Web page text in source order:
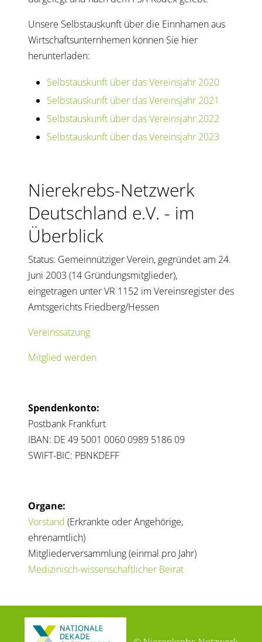
Unsere Selbstauskunft über die Einnhamen aus
Wirtschaftsunternhemen können Sie hier
herunterladen:
Selbstauskunft über das Vereinsjahr 2020
Selbstauskunft über das Vereinsjahr 2021
Selbstauskunft über das Vereinsjahr 2022
Selbstauskunft über das Vereinsjahr 2023
Nierekrebs-Netzwerk
Deutschland e.V. - im
Überblick
Status: Gemeinnütziger Verein, gegründet am 24.
Juni 2003 (14 Gründungsmitglieder),
eingetragen unter VR 1152 im Vereinsregister des
Amtsgerichts Friedberg/Hessen
Vereinssatzung
Mitglied werden
Spendenkonto:
Postbank Frankfurt
IBAN: DE 49 5001 0060 0989 5186 09
SWIFT-BIC: PBNKDEFF
Organe:
Vorstand (Erkrankte oder Angehörige,
ehrenamtlich)
Mitgliederversammlung (einmal pro Jahr)
Medizinisch-wissenschaftlicher Beirat